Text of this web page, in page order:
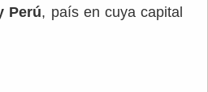
Perú, país en cuya capital